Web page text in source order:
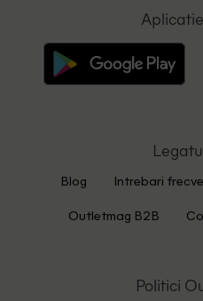
Blog Intrebari
Outletmag B2B
Politici